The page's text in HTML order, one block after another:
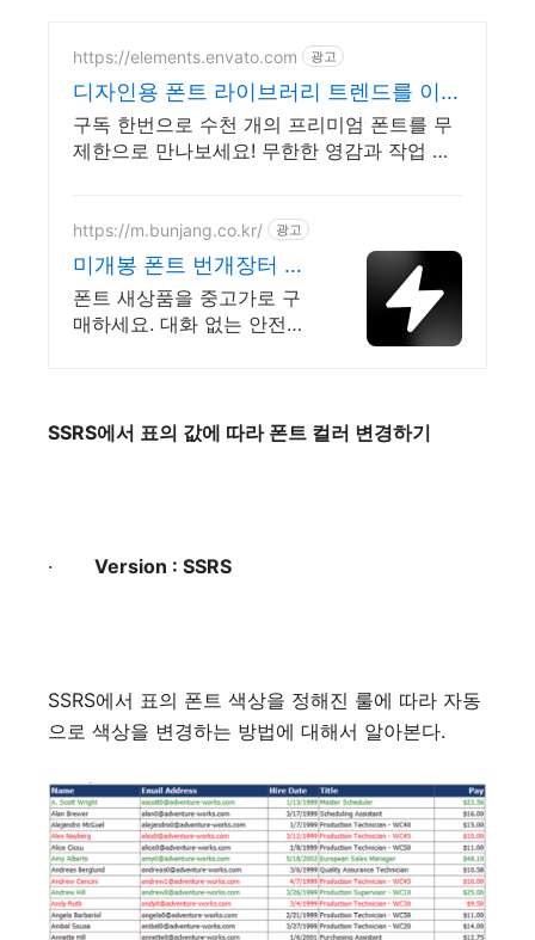
https://elements.envato.com 광고
디자인용 폰트 라이브러리 트렌드를 이끄
는 인기 콘텐츠
구독 한번으로 수천 개의 프리미엄 폰트를 무
제한으로 만나보세요! 무한한 영감과 작업 효
https://m.bunjang.co.kr/ 광고
미개봉 폰트 번개장터 국
내 최대 브랜드 중고거래
폰트 새상품을 중고가로 구
매하세요. 대화 없는 안전결
상품 업로드
SSRS에서 표의 값에 따라 폰트 컬러 변경하기
· Version : SSRS
SSRS에서 표의 폰트 색상을 정해진 룰에 따라 자동
으로 색상을 변경하는 방법에 대해서 알아본다.